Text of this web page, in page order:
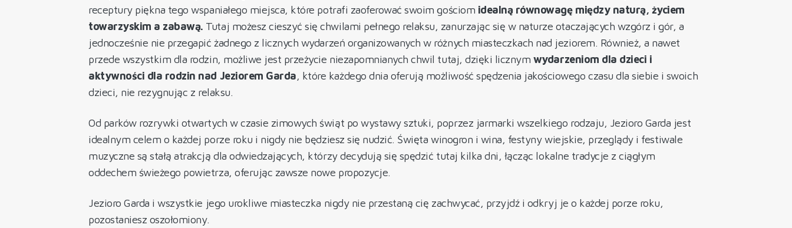
receptury piękna tego wspaniałego miejsca, które potrafi zaoferować swoim gościom idealną równowagę między naturą, życiem
towarzyskim a zabawą. Tutaj możesz cieszyć się chwilami pełnego relaksu, zanurzając się w naturze otaczających wzgórz i gór, a
jednocześnie nie przegapić żadnego z licznych wydarzeń organizowanych w różnych miasteczkach nad jeziorem. Również, a nawet
przede wszystkim dla rodzin, możliwe jest przeżycie niezapomnianych chwil tutaj, dzięki licznym wydarzeniom dla dzieci i
aktywności dla rodzin nad Jeziorem Garda, które każdego dnia oferują możliwość spędzenia jakościowego czasu dla siebie i swoich
dzieci, nie rezygnując z relaksu.
Od parków rozrywki otwartych w czasie zimowych świąt po wystawy sztuki, poprzez jarmarki wszelkiego rodzaju, Jezioro Garda jest
idealnym celem o każdej porze roku i nigdy nie będziesz się nudzić. Święta winogron i wina, festyny wiejskie, przeglądy i festiwale
muzyczne są stałą atrakcją dla odwiedzających, którzy decydują się spędzić tutaj kilka dni, łącząc lokalne tradycje z ciągłym
oddechem świeżego powietrza, oferując zawsze nowe propozycje.
Jezioro Garda i wszystkie jego urokliwe miasteczka nigdy nie przestaną cię zachwycać, przyjdź i odkryj je o każdej porze roku,
pozostaniesz oszołomiony.